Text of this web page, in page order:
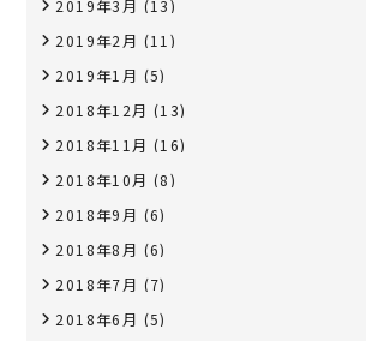
2019年3月 (13)
2019年2月 (11)
2019年1月 (5)
2018年12月 (13)
2018年11月 (16)
2018年10月 (8)
2018年9月 (6)
2018年8月 (6)
2018年7月 (7)
2018年6月 (5)